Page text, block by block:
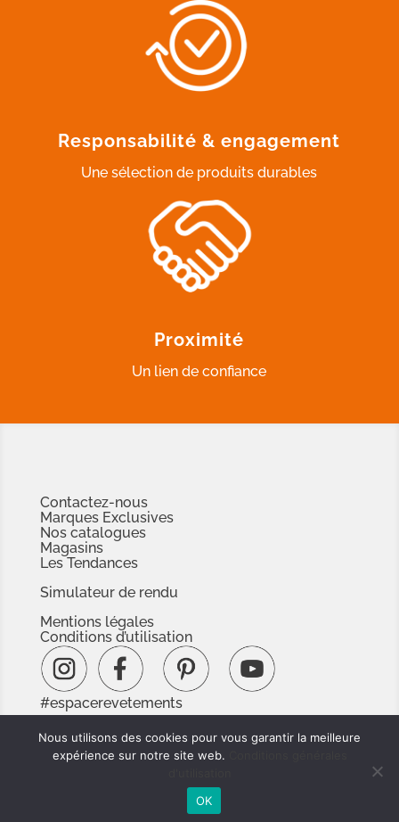
Responsabilité & engagement
Une sélection de produits durables
Proximité
Un lien de confiance
Contactez-nous
Marques Exclusives
Nos catalogues
Magasins
Les Tendances
Simulateur de rendu
Mentions légales
Conditions d’utilisation
#espacerevetements
www.espacedoc.fr
www.signnaturedexception.com
Nous utilisons des cookies pour vous garantir la meilleure
expérience sur notre site web.
OK